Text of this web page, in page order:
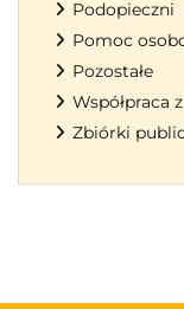
Podopieczni
Pomoc
Pozostałe
Współpraca
Zbiórki